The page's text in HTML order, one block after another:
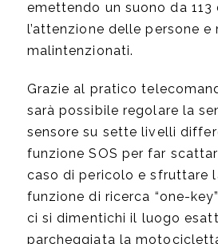
emettendo un suono da
l’attenzione delle persone
malintenzionati.
Grazie al pratico
sarà possibile regolare la
sensore su sette livelli
funzione SOS per far
caso di pericolo e sfruttare
funzione di ricerca “one-
ci si dimentichi il luogo
parcheggiata la